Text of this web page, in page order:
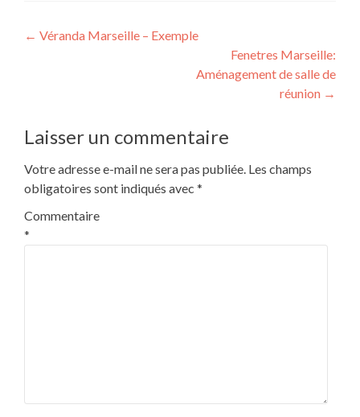
Navigation
← Véranda Marseille – Exemple
Fenetres Marseille:
Aménagement de salle de
réunion →
Laisser un commentaire
Votre adresse e-mail ne sera pas publiée. Les champs
obligatoires sont indiqués avec *
Commentaire
*